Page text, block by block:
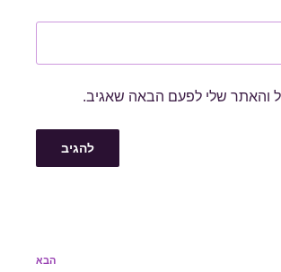
והאתר שלי לפעם הבאה שאגיב.
הפוסטהבא